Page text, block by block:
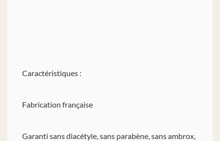
Caractéristiques :
Fabrication française
Garanti sans diacétyle, sans parabène, sans ambrox,